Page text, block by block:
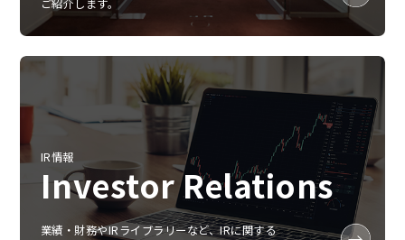
ご紹介します。
IR情報
Investor Relations
業績‧財務やIRライブラリーなど、IRに関する